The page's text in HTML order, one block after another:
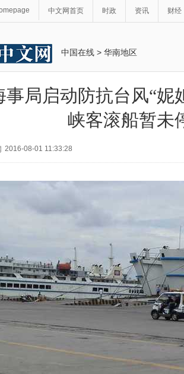
中文网首页 时政 资讯 财经
中国在线 > 华南地区
事局启动防抗台风“妮
峡客滚船暂未
2016-08-01 11:33:28